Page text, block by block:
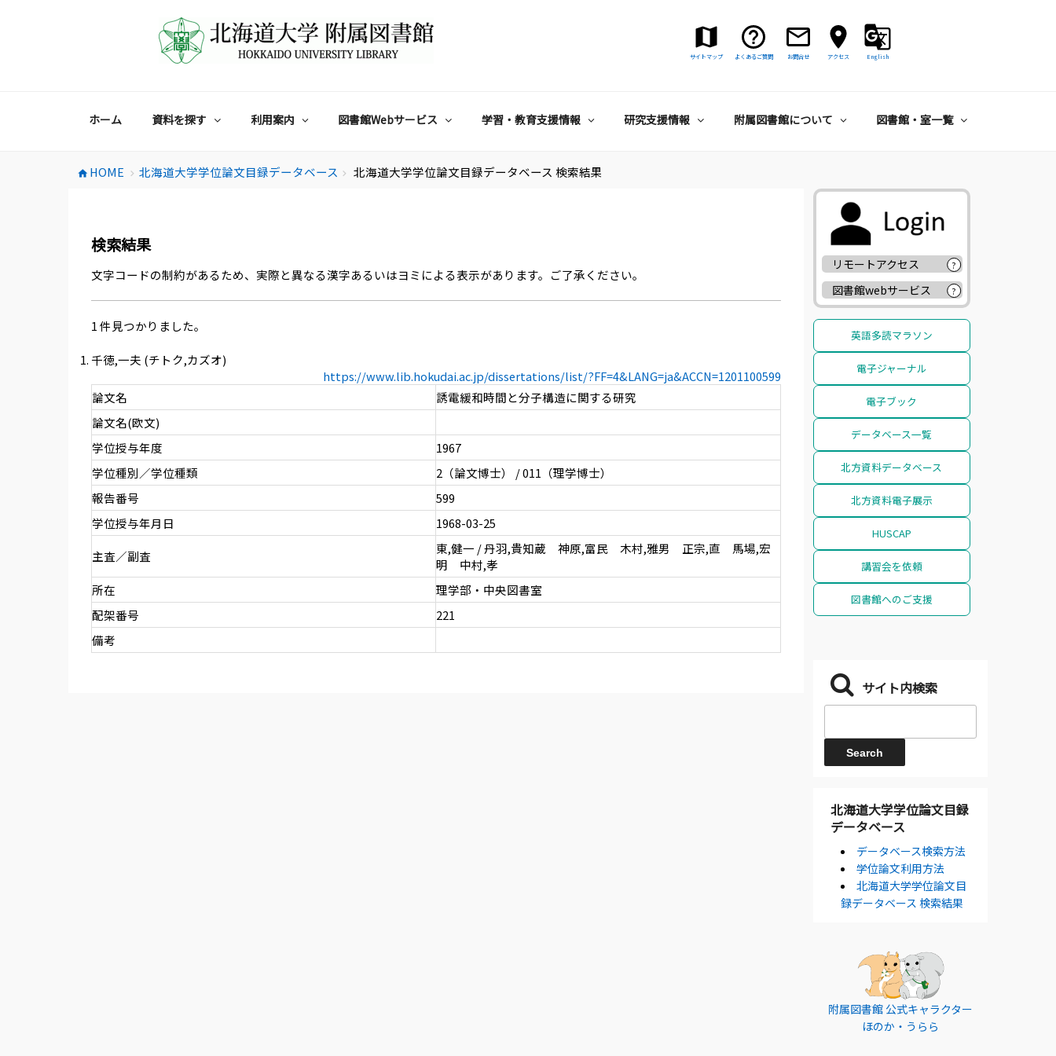
サイトマップ よくあるご質問 お問合せ アクセス English
ホーム 資料を探す 利用案内 図書館Webサービス 学習・教育支援情報 研究支援情報 附属図書館について 図書館・室一覧
home HOME chevron_right 北海道大学学位論文目録データベース chevron_right 北海道大学学位論文目録データベース 検索結果
検索結果
文字コードの制約があるため、実際と異なる漢字あるいはヨミによる表示があります。ご了承ください。
1 件見つかりました。
千徳,一夫 (チトク,カズオ)
https://www.lib.hokudai.ac.jp/dissertations/list/?FF=4&LANG=ja&ACCN=1201100599
論文名
誘電緩和時間と分子構造に関する研究
論文名(欧文)
学位授与年度
1967
学位種別／学位種類
2（論文博士） / 011（理学博士）
報告番号
599
学位授与年月日
1968-03-25
主査／副査
東,健一 / 丹羽,貴知蔵 神原,富民 木村,雅男 正宗,直 馬場,宏
明 中村,孝
所在
理学部・中央図書室
配架番号
221
備考
リモートアクセス ?
図書館webサービス ?
英語多読マラソン
電子ジャーナル
電子ブック
データベース一覧
北方資料データベース
北方資料電子展示
HUSCAP
講習会を依頼
図書館へのご支援
サイト内検索
北海道大学学位論文目録
データベース
データベース検索方法
学位論文利用方法
北海道大学学位論文目
録データベース 検索結果
附属図書館 公式キャラクター
ほのか・うらら